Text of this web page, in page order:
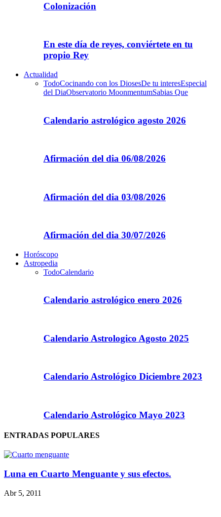
Colonización
En este día de reyes, conviértete en tu
propio Rey
Actualidad
TodoCocinando con los DiosesDe tu interesEspecial
del DiaObservatorio MoonmentumSabias Que
Calendario astrológico agosto 2026
Afirmación del dia 06/08/2026
Afirmación del dia 03/08/2026
Afirmación del dia 30/07/2026
Horóscopo
Astropedia
TodoCalendario
Calendario astrológico enero 2026
Calendario Astrologico Agosto 2025
Calendario Astrológico Diciembre 2023
Calendario Astrológico Mayo 2023
ENTRADAS POPULARES
Luna en Cuarto Menguante y sus efectos.
Abr 5, 2011